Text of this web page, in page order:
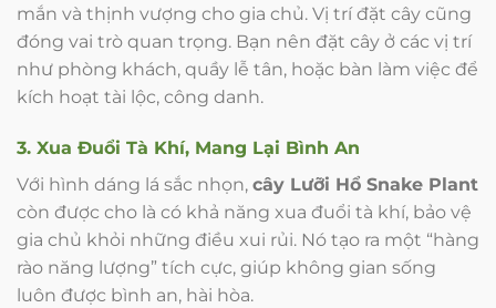
mắn và thịnh vượng cho gia chủ. Vị trí đặt cây cũng
đóng vai trò quan trọng. Bạn nên đặt cây ở các vị trí
như phòng khách, quầy lễ tân, hoặc bàn làm việc để
kích hoạt tài lộc, công danh.
3. Xua Đuổi Tà Khí, Mang Lại Bình An
Với hình dáng lá sắc nhọn, cây Lưỡi Hổ Snake Plant
còn được cho là có khả năng xua đuổi tà khí, bảo vệ
gia chủ khỏi những điều xui rủi. Nó tạo ra một “hàng
rào năng lượng” tích cực, giúp không gian sống
luôn được bình an, hài hòa.